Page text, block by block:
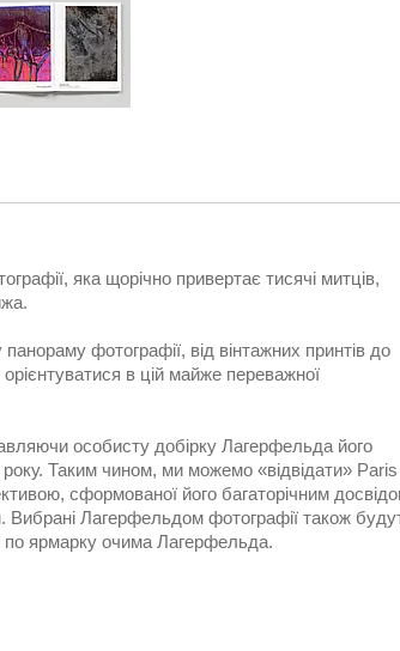
яка щорічно привертає тисячі митців,
фотографії, від вінтажних принтів до
в цій майже переважної
особисту добірку Лагерфельда його
Таким чином, ми можемо «відвідати» Paris
сформованої його багаторічним
Лагерфельдом фотографії також
по ярмарку очима Лагерфельда.